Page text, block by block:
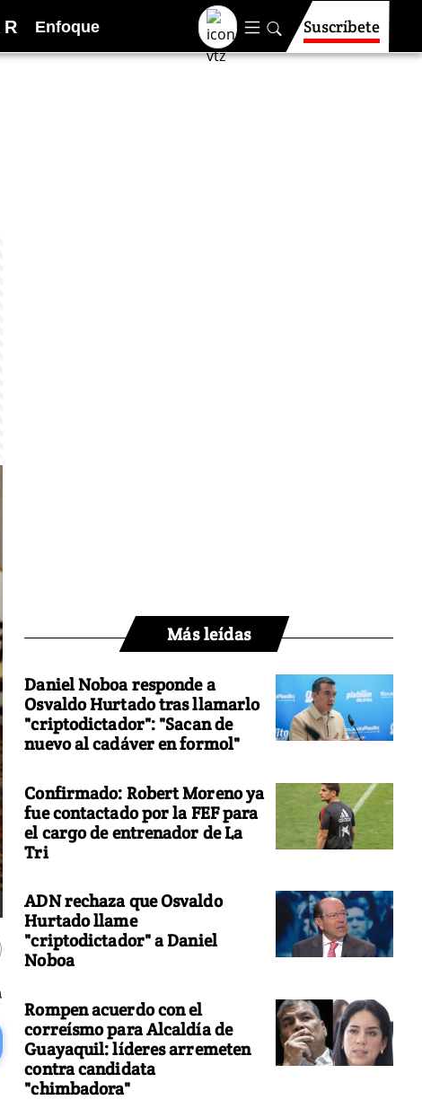
R Enfoque Suscríbete
Más leídas
Daniel Noboa responde a
Osvaldo Hurtado tras llamarlo
"criptodictador": "Sacan de
nuevo al cadáver en formol"
Confirmado: Robert Moreno ya
fue contactado por la FEF para
el cargo de entrenador de La
Tri
ADN rechaza que Osvaldo
Hurtado llame
"criptodictador" a Daniel
Noboa
Rompen acuerdo con el
correísmo para Alcaldía de
Guayaquil: líderes arremeten
contra candidata
"chimbadora"